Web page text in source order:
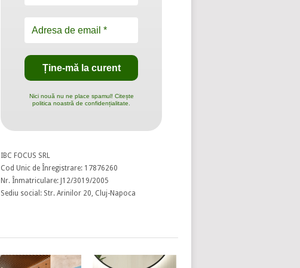
Nici nouă nu ne place spamul! Citește
politica noastră de confidențialitate.
IBC FOCUS SRL
Cod Unic de Înregistrare: 17876260
Nr. Înmatriculare: J12/3019/2005
Sediu social: Str. Arinilor 20, Cluj-Napoca